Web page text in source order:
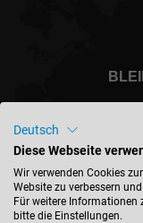
Deutsch
Diese Webseite
Wir verwenden Cookies
Website zu verbessern
Für weitere Informationen
bitte die Einstellungen.